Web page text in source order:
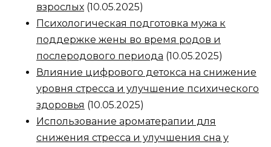
взрослых (10.05.2025)
Психологическая подготовка мужа к
поддержке жены во время родов и
послеродового периода (10.05.2025)
Влияние цифрового детокса на снижение
уровня стресса и улучшение психического
здоровья (10.05.2025)
Использование ароматерапии для
снижения стресса и улучшения сна у